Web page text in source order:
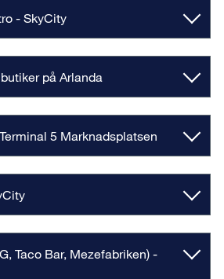
- SkyCity
på Arlanda
5 Marknadsplatsen
Taco Bar, Mezefabriken) -